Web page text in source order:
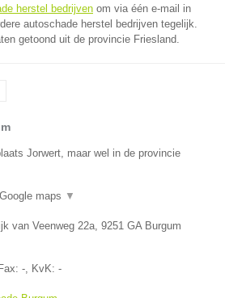
herstel bedrijven om via één e-mail in
autoschade herstel bedrijven tegelijk.
getoond uit de provincie Friesland.
Jorwert, maar wel in de provincie
Google maps ▼
van Veenweg 22a, 9251 GA Burgum
-, KvK: -